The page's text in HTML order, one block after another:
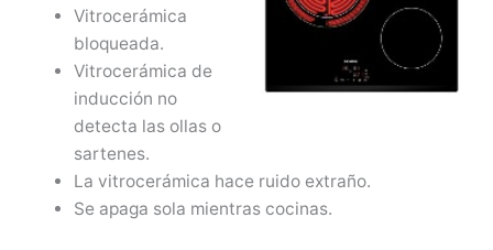
Vitrocerámica
bloqueada.
Vitrocerámica de
inducción no
detecta las ollas o
sartenes.
La vitrocerámica hace ruido extraño.
Se apaga sola mientras cocinas.